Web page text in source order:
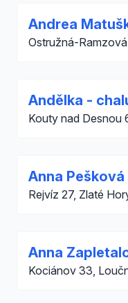
Andrea
Ostružná-
Andělka -
Kouty nad Desnou
Anna
Rejvíz 27, Zlaté
Anna
Kociánov 33,